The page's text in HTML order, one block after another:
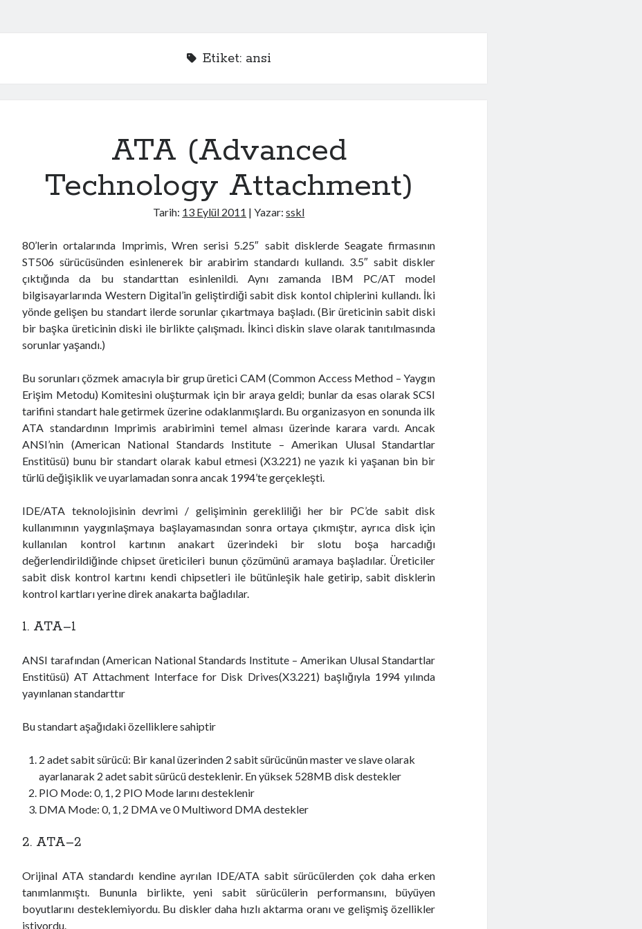
Etiket: ansi
ATA (Advanced
Technology Attachment)
Tarih: 13 Eylül 2011 | Yazar:sskl
80’lerin ortalarında Imprimis, Wren serisi 5.25″ sabit disklerde Seagate firmasının
ST506 sürücüsünden esinlenerek bir arabirim standardı kullandı. 3.5″ sabit diskler
çıktığında da bu standarttan esinlenildi. Aynı zamanda IBM PC/AT model
bilgisayarlarında Western Digital’in geliştirdiği sabit disk kontol chiplerini kullandı. İki
yönde gelişen bu standart ilerde sorunlar çıkartmaya başladı. (Bir üreticinin sabit diski
bir başka üreticinin diski ile birlikte çalışmadı. İkinci diskin slave olarak tanıtılmasında
sorunlar yaşandı.)
Bu sorunları çözmek amacıyla bir grup üretici CAM (Common Access Method – Yaygın
Erişim Metodu) Komitesini oluşturmak için bir araya geldi; bunlar da esas olarak SCSI
tarifini standart hale getirmek üzerine odaklanmışlardı. Bu organizasyon en sonunda ilk
ATA standardının Imprimis arabirimini temel alması üzerinde karara vardı. Ancak
ANSI’nin (American National Standards Institute – Amerikan Ulusal Standartlar
Enstitüsü) bunu bir standart olarak kabul etmesi (X3.221) ne yazık ki yaşanan bin bir
türlü değişiklik ve uyarlamadan sonra ancak 1994’te gerçekleşti.
IDE/ATA teknolojisinin devrimi / gelişiminin gerekliliği her bir PC’de sabit disk
kullanımının yaygınlaşmaya başlayamasından sonra ortaya çıkmıştır, ayrıca disk için
kullanılan kontrol kartının anakart üzerindeki bir slotu boşa harcadığı
değerlendirildiğinde chipset üreticileri bunun çözümünü aramaya başladılar. Üreticiler
sabit disk kontrol kartını kendi chipsetleri ile bütünleşik hale getirip, sabit disklerin
kontrol kartları yerine direk anakarta bağladılar.
1. ATA–1
ANSI tarafından (American National Standards Institute – Amerikan Ulusal Standartlar
Enstitüsü) AT Attachment Interface for Disk Drives(X3.221) başlığıyla 1994 yılında
yayınlanan standarttır
Bu standart aşağıdaki özelliklere sahiptir
2 adet sabit sürücü: Bir kanal üzerinden 2 sabit sürücünün master ve slave olarak
ayarlanarak 2 adet sabit sürücü desteklenir. En yüksek 528MB disk destekler
PIO Mode: 0, 1, 2 PIO Mode larını desteklenir
DMA Mode: 0, 1, 2 DMA ve 0 Multiword DMA destekler
2. ATA–2
Orijinal ATA standardı kendine ayrılan IDE/ATA sabit sürücülerden çok daha erken
tanımlanmıştı. Bununla birlikte, yeni sabit sürücülerin performansını, büyüyen
boyutlarını desteklemiyordu. Bu diskler daha hızlı aktarma oranı ve gelişmiş özellikler
istiyordu.